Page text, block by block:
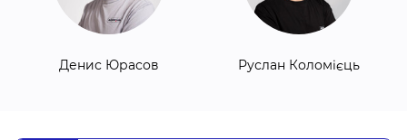
самим регулюється рівень освітленості приміщення.
Ролети з фотодруком - на полотно тканини наноситься
зображення методом сублімації. Дозволяє зробити
Денис Юрасов Руслан Коломієць